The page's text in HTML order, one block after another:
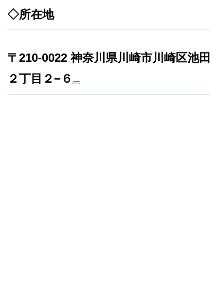
◇所在地
〒210-0022 神奈川県川崎市川崎区池田
２丁目２−６